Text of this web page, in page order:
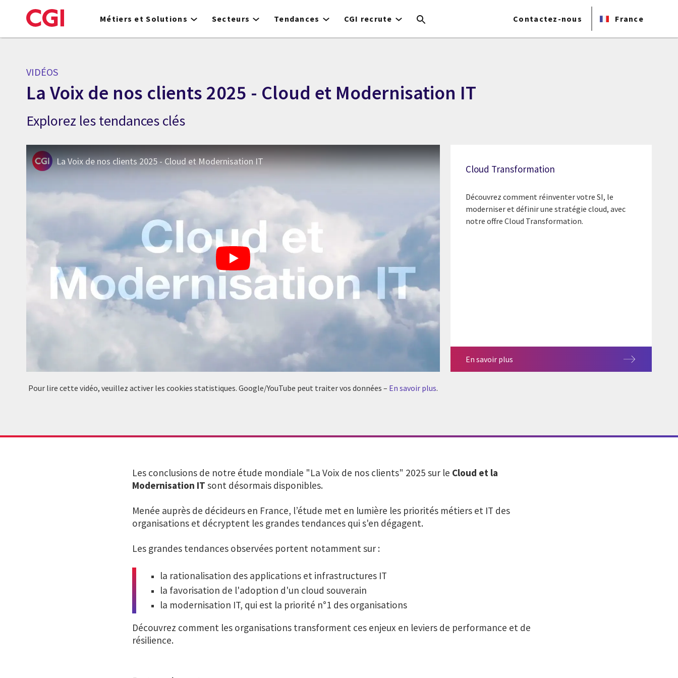
to
Métiers et Solutions Secteurs Tendances CGI recrute Contactez-nous France
VIDÉOS
La Voix de nos clients 2025 - Cloud et Modernisation IT
Explorez les tendances clés
La Voix de nos clients 2025 - Cloud et Modernisation IT
Pour lire cette vidéo, veuillez activer les cookies statistiques. Google/YouTube peut traiter vos données – En savoir plus.
Cloud Transformation
Découvrez comment réinventer votre SI, le
moderniser et définir une stratégie cloud, avec
notre offre Cloud Transformation.
En savoir plus
Les conclusions de notre étude mondiale "La Voix de nos clients" 2025 sur le Cloud et la
Modernisation IT sont désormais disponibles.
Menée auprès de décideurs en France, l’étude met en lumière les priorités métiers et IT des
organisations et décryptent les grandes tendances qui s'en dégagent.
Les grandes tendances observées portent notamment sur :
la rationalisation des applications et infrastructures IT
la favorisation de l'adoption d'un cloud souverain
la modernisation IT, qui est la priorité n°1 des organisations
Découvrez comment les organisations transforment ces enjeux en leviers de performance et de
résilience.